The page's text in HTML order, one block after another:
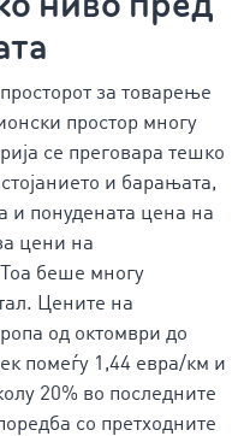
за товарење
простор многу
се преговара тешко
и барањата,
и понудената цена на
цени на
беше многу
Цените на
од октомври до
помеѓу 1,44 евра/км и
20% во последните
со претходните